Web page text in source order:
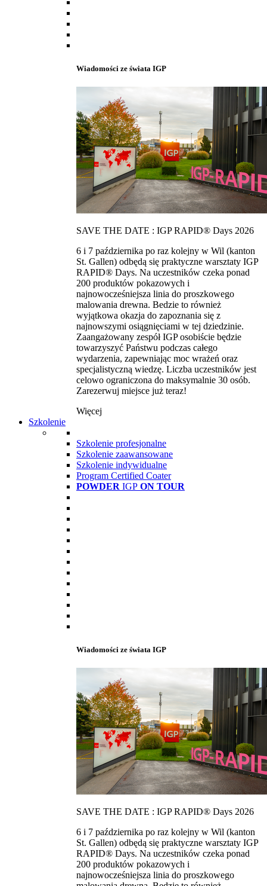
Wiadomości ze świata IGP
SAVE THE DATE : IGP RAPID® Days 2026
6 i 7 października po raz kolejny w Wil (kanton
St. Gallen) odbędą się praktyczne warsztaty IGP
RAPID® Days. Na uczestników czeka ponad
200 produktów pokazowych i
najnowocześniejsza linia do proszkowego
malowania drewna. Bedzie to również
wyjątkowa okazja do zapoznania się z
najnowszymi osiągnięciami w tej dziedzinie.
Zaangażowany zespół IGP osobiście będzie
towarzyszyć Państwu podczas całego
wydarzenia, zapewniając moc wrażeń oraz
specjalistyczną wiedzę. Liczba uczestników jest
celowo ograniczona do maksymalnie 30 osób.
Zarezerwuj miejsce już teraz!
Więcej
Szkolenie
Szkolenie profesjonalne
Szkolenie zaawansowane
Szkolenie indywidualne
Program Certified Coater
POWDER IGP ON TOUR
Wiadomości ze świata IGP
SAVE THE DATE : IGP RAPID® Days 2026
6 i 7 października po raz kolejny w Wil (kanton
St. Gallen) odbędą się praktyczne warsztaty IGP
RAPID® Days. Na uczestników czeka ponad
200 produktów pokazowych i
najnowocześniejsza linia do proszkowego